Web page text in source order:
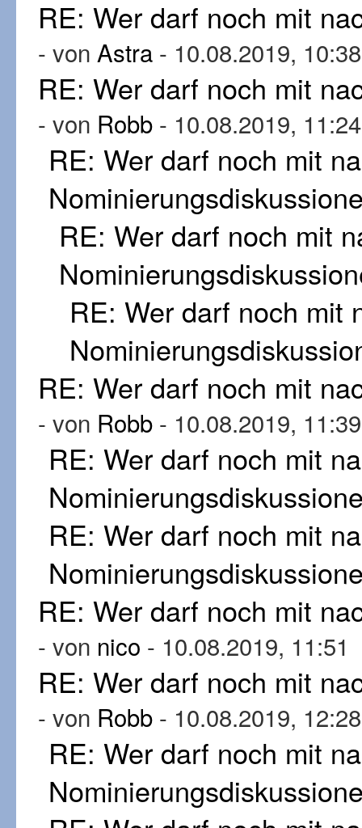
RE: Wer darf noch mit
- von Astra - 10.08.2019, 10:38
RE: Wer darf noch mit
- von Robb - 10.08.2019, 11:24
RE: Wer darf noch mit
RE: Wer darf noch mit
RE: Wer darf noch mit
RE: Wer darf noch mit
- von Robb - 10.08.2019, 11:39
RE: Wer darf noch mit
RE: Wer darf noch mit
RE: Wer darf noch mit
- von nico - 10.08.2019, 11:51
RE: Wer darf noch mit
- von Robb - 10.08.2019, 12:28
RE: Wer darf noch mit